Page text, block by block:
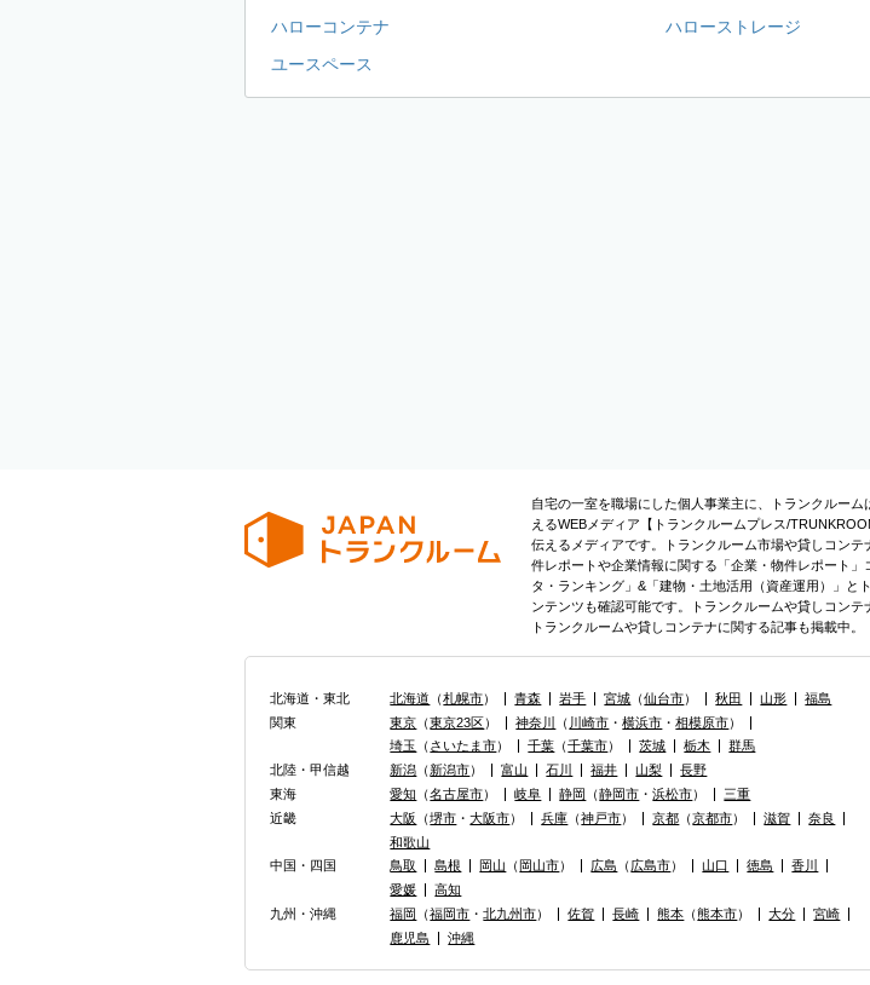
ハローコンテナ
ハローストレージ
ユースペース
自宅の一室を職場にした個人事業主に、トランクルー
えるWEBメディア【トランクルームプレス/
伝えるメディアです。トランクルーム市場や貸しコン
件レポートや企業情報に関する「企業・物件レポート
タ・ランキング」&「建物・土地活用（資産運用）」と
ンテンツも確認可能です。トランクルームや貸しコン
トランクルームや貸しコンテナに関する記事も掲載中。
北海道・東北 北海道 （札幌市） 青森 岩手 宮城 （仙台市） 秋田 山形
福島
関東
東京 （東京23区） 神奈川 （ 川崎市 ・横浜市 ・相模原市）
埼玉
（さいたま市） 千葉 （千葉市） 茨城 栃木
群馬
北陸・甲信越
新潟 （新潟市） 富山 石川 福井 山梨
長野
東海
愛知 （名古屋市） 岐阜 静岡 （静岡市 ・浜松市）
三重
近畿
大阪 （堺市 ・大阪市） 兵庫 （神戸市） 京都 （京都市） 滋賀
奈良
和歌山
中国・四国
鳥取 島根 岡山 （ 岡山市） 広島 （広島市） 山口 徳島
香川
愛媛
高知
九州・沖縄
福岡 （福岡市 ・北九州市） 佐賀 長崎 熊本 （熊本市） 大分
宮崎
鹿児島
沖縄